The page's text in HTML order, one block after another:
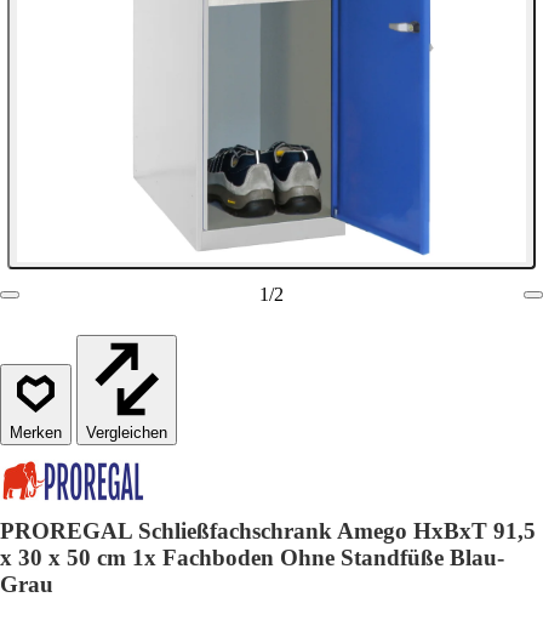
1/2
Vergleichen
PROREGAL Schließfachschrank Amego HxBxT 91,5
x 30 x 50 cm 1x Fachboden Ohne Standfüße Blau-
Grau